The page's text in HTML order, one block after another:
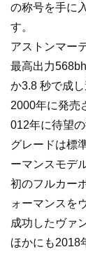
の称号を手に
す。
アストンマー
最高出力
か3.8 秒で成し
2000年に発売
012年に待望
グレードは標
ーマンスモデ
初のフルカー
ォーマンスを
成功したヴァ
ほかにも2018